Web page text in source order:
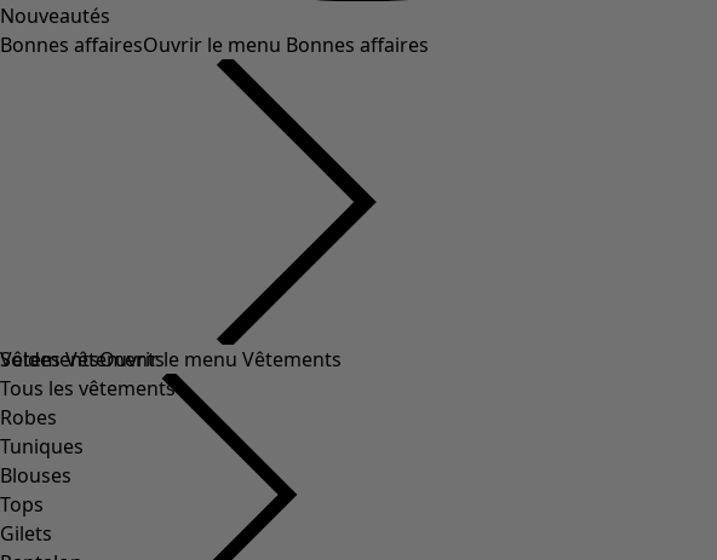
Nouveautés
Bonnes affairesOuvrir le menu Bonnes affaires
Soldes Vêtements
Tous les vêtements
Robes
Tuniques
Blouses
Tops
Gilets
VêtementsOuvrir le menu Vêtements